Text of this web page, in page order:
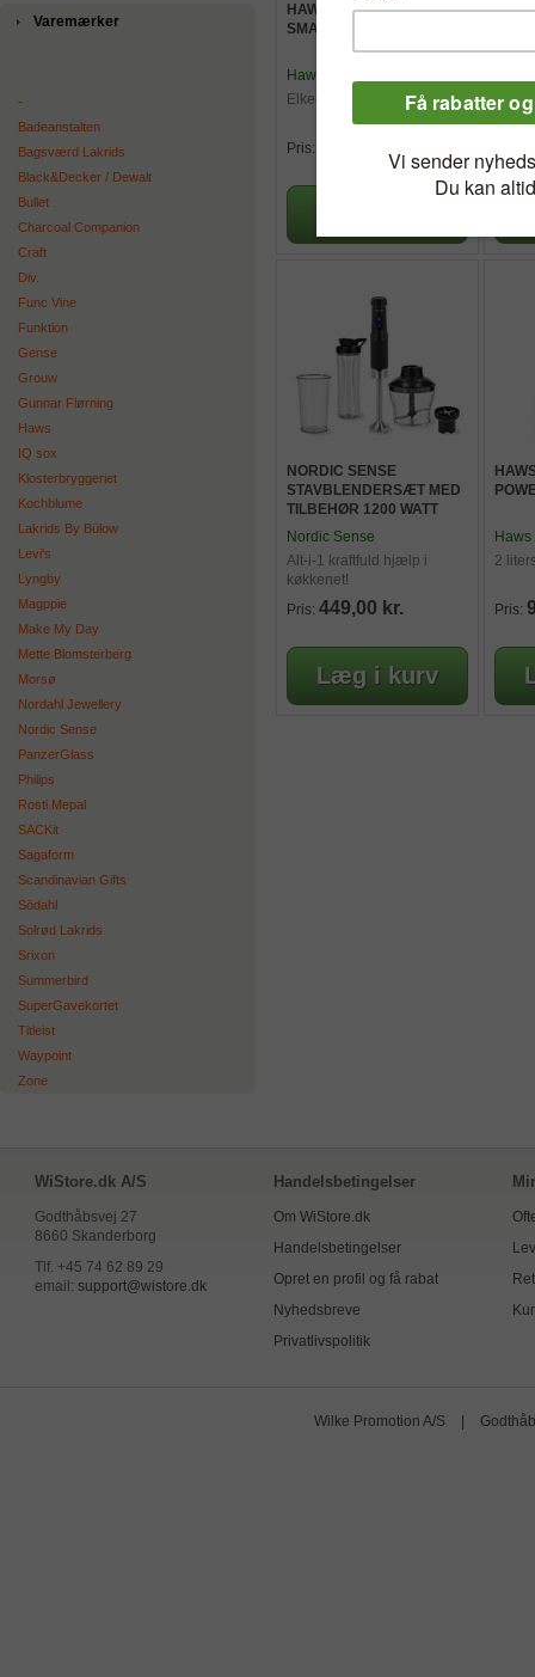
Varemærker
-
Badeanstalten
Bagsværd Lakrids
Black&Decker / Dewalt
Bullet
Charcoal Companion
Craft
Div.
Func Vine
Funktion
Gense
Grouw
Gunnar Flørning
Haws
IQ sox
Klosterbryggeriet
Kochblume
Lakrids By Bülow
Levi's
Lyngby
Magppie
Make My Day
Mette Blomsterberg
Morsø
Nordahl Jewellery
Nordic Sense
PanzerGlass
Philips
Rosti Mepal
SACKit
Sagaform
Scandinavian Gifts
Södahl
Solrød Lakrids
Srixon
Summerbird
SuperGavekortet
Titleist
Waypoint
Zone
HAWS ELKEDEL MED
SMARTLÅG, 1,7 L
Haws
Elkedel med smartlåg.
Pris:
NORDIC SENSE
STAVBLENDERSÆT MED
TILBEHØR 1200 WATT
Nordic Sense
Alt-i-1 kraftfuld hjælp i
køkkenet!
Pris: 449,00 kr.
Haws
2
Pris:
WiStore.dk A/S
Godthåbsvej 27
8660 Skanderborg
Tlf. +45 74 62 89 29
email: support@wistore.dk
Handelsbetingelser
Om WiStore.dk
Handelsbetingelser
Opret en profil og få rabat
Nyhedsbreve
Privatlivspolitik
Wilke Promotion A/S